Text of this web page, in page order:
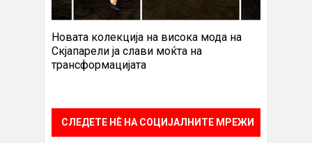
Новата колекција на висока мода на
Скјапарели ја слави моќта на
трансформацијата
СЛЕДЕТЕ НÈ НА СОЦИЈАЛНИТЕ МРЕЖИ